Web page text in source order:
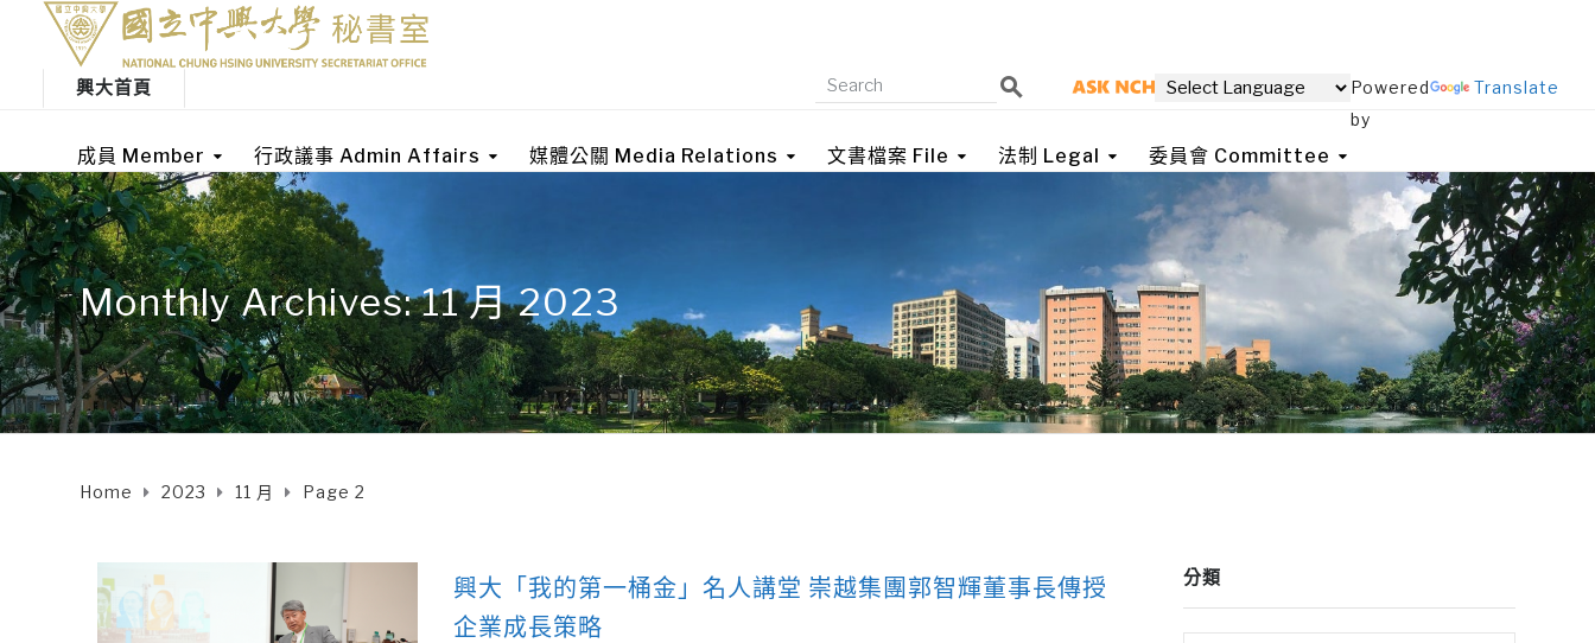
興大首頁
Powered
by
Translate
成員 Member 行政議事 Admin Affairs 媒體公關 Media Relations 文書檔案 File 法制 Legal 委員會 Committee
Monthly Archives: 11 月 2023
Home 2023 11 月 Page 2
興大「我的第一桶金」名人講堂 崇越集團郭智輝董事長傳授
企業成長策略
分類